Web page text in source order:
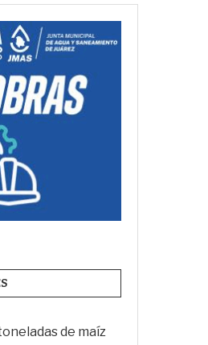
de maíz